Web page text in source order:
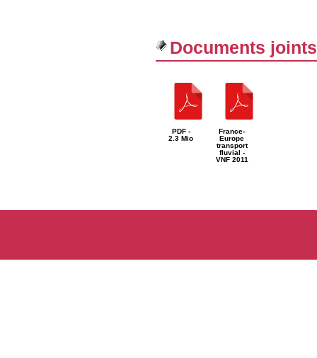
Documents joints
PDF -
2.3 Mio
France-
Europe
transport
fluvial -
VNF 2011